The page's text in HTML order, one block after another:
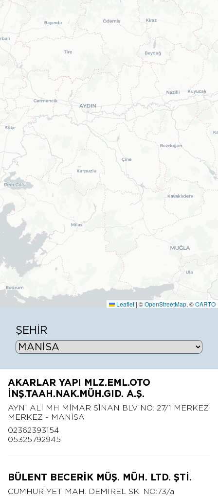
ŞEHİR
AKARLAR YAPI MLZ.EML.OTO
İNŞ.TAAH.NAK.MÜH.GID. A.Ş.
AYNI ALİ MH MİMAR SİNAN BLV NO: 27/1 MERKEZ
MERKEZ - MANİSA
02362393154
05325792945
BÜLENT BECERİK MÜŞ. MÜH. LTD. ŞTİ.
CUMHURİYET MAH. DEMİREL SK. NO:73/a
Leaflet | ©OpenStreetMap, ©CARTO